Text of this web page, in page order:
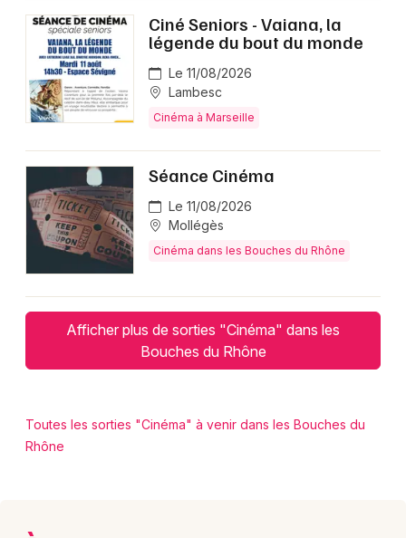
Ciné Seniors - Vaiana, la
légende du bout du monde
Le 11/08/2026
Lambesc
Cinéma à Marseille
Séance Cinéma
Le 11/08/2026
Mollégès
Cinéma dans les Bouches du Rhône
Afficher plus de sorties "Cinéma" dans les
Bouches du Rhône
Toutes les sorties "Cinéma" à venir dans les Bouches du
Rhône